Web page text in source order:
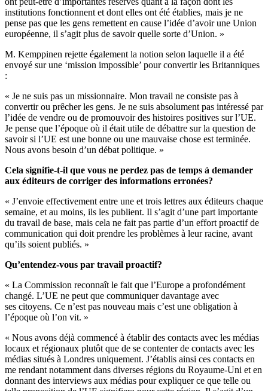
institutions fonctionnent et dont elles ont été établies, mais je ne
pense pas que les gens remettent en cause l’idée d’avoir une Union
européenne, il s’agit plus de savoir quelle sorte d’Union. »
M. Kemppinen rejette également la notion selon laquelle il a été
envoyé sur une ‘mission impossible’ pour convertir les Britanniques
:
« Je ne suis pas un missionnaire. Mon travail ne consiste pas à
convertir ou prêcher les gens. Je ne suis absolument pas intéressé par
l’idée de vendre ou de promouvoir des histoires positives sur l’UE.
Je pense que l’époque où il était utile de débattre sur la question de
savoir si l’UE est une bonne ou une mauvaise chose est terminée.
Nous avons besoin d’un débat politique. »
Cela signifie-t-il que vous ne perdez pas de temps à demander
aux éditeurs de corriger des informations erronées?
« J’envoie effectivement entre une et trois lettres aux éditeurs chaque
semaine, et au moins, ils les publient. Il s’agit d’une part importante
du travail de base, mais cela ne fait pas partie d’un effort proactif de
communication qui doit prendre les problèmes à leur racine, avant
qu’ils soient publiés. »
Qu’entendez-vous par travail proactif?
« La Commission reconnaît le fait que l’Europe a profondément
changé. L’UE ne peut que communiquer davantage avec
ses citoyens. Ce n’est pas nouveau mais c’est une obligation à
l’époque où l’on vit. »
« Nous avons déjà commencé à établir des contacts avec les médias
locaux et régionaux plutôt que de se contenter de contacts avec les
médias situés à Londres uniquement. J’établis ainsi ces contacts en
me rendant notamment dans diverses régions du Royaume-Uni et en
donnant des interviews aux médias pour expliquer ce que telle ou